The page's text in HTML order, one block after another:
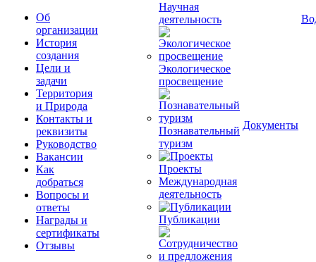
Об
организации
История
создания
Цели и
задачи
Территория
и Природа
Контакты и
реквизиты
Руководство
Вакансии
Как
добраться
Вопросы и
ответы
Награды и
сертификаты
Отзывы
Научная
деятельность
Экологическое
просвещение
Познавательный
туризм
Проекты
Международная
деятельность
Публикации
Документы